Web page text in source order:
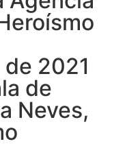
2021
de
Neves,